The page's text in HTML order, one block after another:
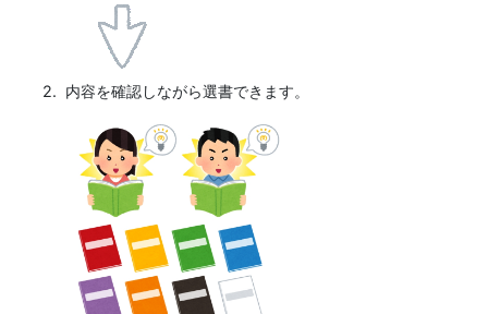
2. 内容を確認しながら選書できます。